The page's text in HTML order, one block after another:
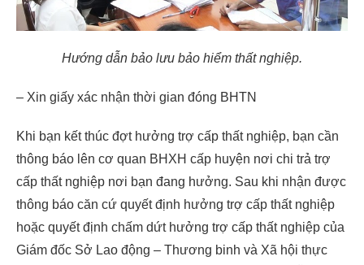
Hướng dẫn bảo lưu bảo hiểm thất nghiệp.
– Xin giấy xác nhận thời gian đóng BHTN
Khi bạn kết thúc đợt hưởng trợ cấp thất nghiệp, bạn cần
thông báo lên cơ quan BHXH cấp huyện nơi chi trả trợ
cấp thất nghiệp nơi bạn đang hưởng. Sau khi nhận được
thông báo căn cứ quyết định hưởng trợ cấp thất nghiệp
hoặc quyết định chấm dứt hưởng trợ cấp thất nghiệp của
Giám đốc Sở Lao động – Thương binh và Xã hội thực